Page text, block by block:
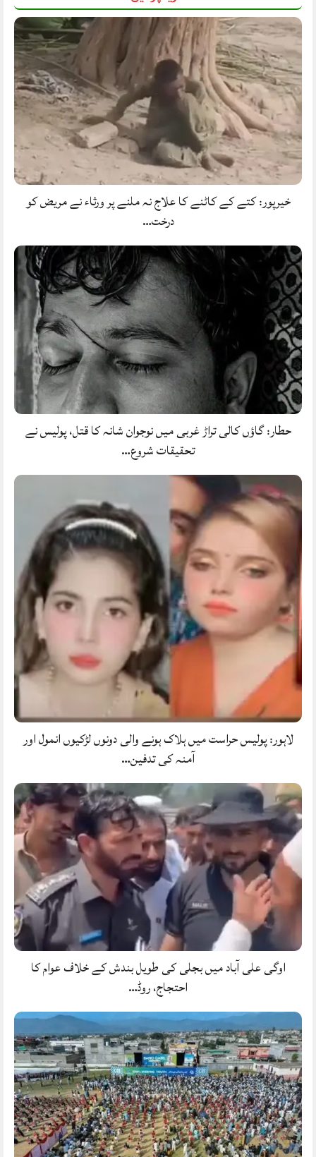
خیرپور: کتے کے کاٹنے کا علاج نہ ملنے پر ورثاء نے مریض کو
درخت…
حطار: گاؤں کالی تراڑ غربی میں نوجوان شانہ کا قتل، پولیس نے
تحقیقات شروع…
لاہور: پولیس حراست میں ہلاک ہونے والی دونوں لڑکیوں انمول اور
آمنہ کی تدفین…
اوگی علی آباد میں بجلی کی طویل بندش کے خلاف عوام کا
احتجاج، روڈ…